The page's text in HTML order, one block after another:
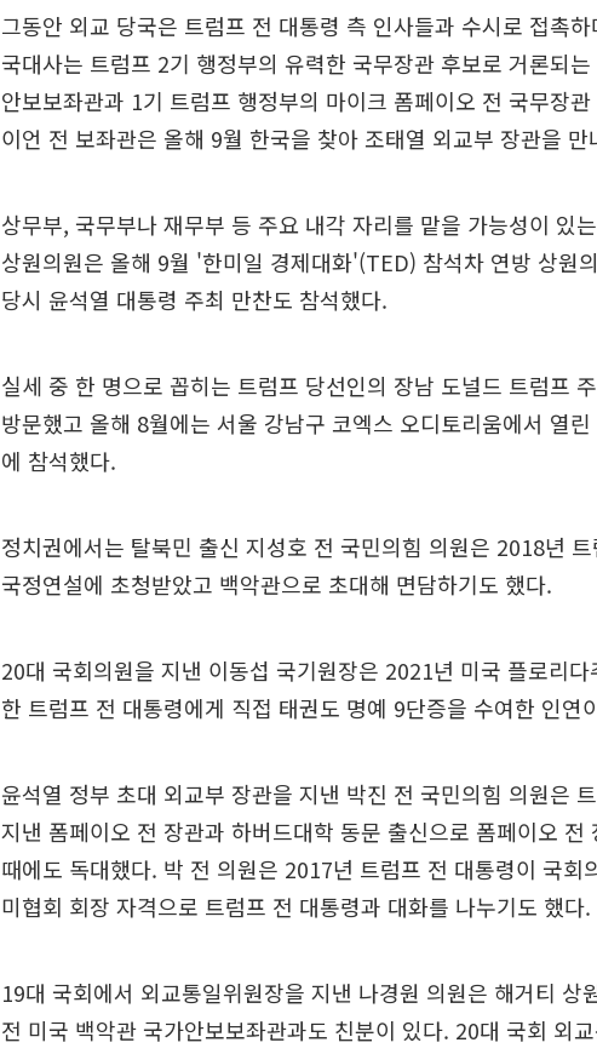
그동안 외교 당국은 트럼프 전 대통령 측 인사들과 수시로 접촉
국대사는 트럼프 2기 행정부의 유력한 국무장관 후보로 거론되
안보보좌관과 1기 트럼프 행정부의 마이크 폼페이오 전 국무장
이언 전 보좌관은 올해 9월 한국을 찾아 조태열 외교부 장관을 만
상무부, 국무부나 재무부 등 주요 내각 자리를 맡을 가능성이 있
상원의원은 올해 9월 '한미일 경제대화'(TED) 참석차 연방 상원
당시 윤석열 대통령 주최 만찬도 참석했다.
실세 중 한 명으로 꼽히는 트럼프 당선인의 장남 도널드 트럼프
방문했고 올해 8월에는 서울 강남구 코엑스 오디토리움에서 열
에 참석했다.
정치권에서는 탈북민 출신 지성호 전 국민의힘 의원은 2018년
국정연설에 초청받았고 백악관으로 초대해 면담하기도 했다.
20대 국회의원을 지낸 이동섭 국기원장은 2021년 미국 플로리
한 트럼프 전 대통령에게 직접 태권도 명예 9단증을 수여한 인연
윤석열 정부 초대 외교부 장관을 지낸 박진 전 국민의힘 의원은
지낸 폼페이오 전 장관과 하버드대학 동문 출신으로 폼페이오 전
때에도 독대했다. 박 전 의원은 2017년 트럼프 전 대통령이 국회
미협회 회장 자격으로 트럼프 전 대통령과 대화를 나누기도 했다.
19대 국회에서 외교통일위원장을 지낸 나경원 의원은 해거티 상
전 미국 백악관 국가안보보좌관과도 친분이 있다. 20대 국회 외